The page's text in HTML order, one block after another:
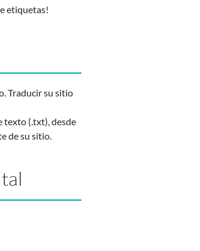
etiquetas!
Traducir su sitio
texto (.txt), desde
de su sitio.